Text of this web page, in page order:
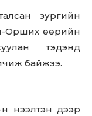
зургийн
Орших өөрийн
тэдэнд
байжээ.
нээлтэн дээр